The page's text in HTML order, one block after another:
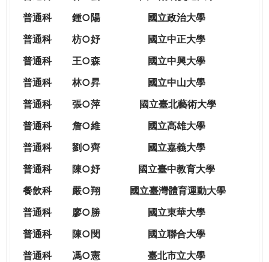
WAGOR
TODAY
WORLD
TOMORROW
普通科
鍾○陽
國立政治大學
普通科
枋○妤
國立中正大學
普通科
王○森
國立中興大學
普通科
林○昇
國立中山大學
普通科
張○萍
國立臺北藝術大學
普通科
詹○維
國立高雄大學
普通科
劉○齊
國立嘉義大學
普通科
陳○妤
國立臺中教育大學
餐飲科
嚴○翔 國立臺灣體育運動大學
普通科
廖○勝
國立東華大學
普通科
陳○閔
國立聯合大學
普通科
馮○憲
臺北市立大學